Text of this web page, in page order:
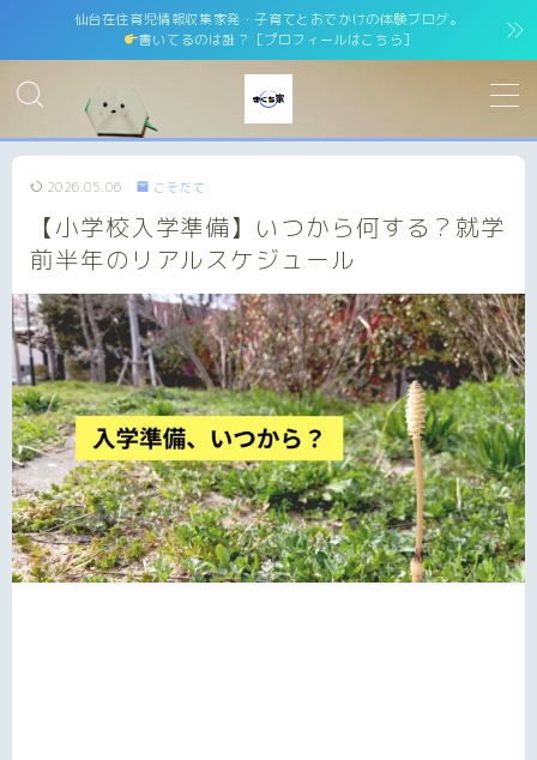
仙台在住育児情報収集家発・子育てとおでかけの体験ブログ。
書いてるのは誰？［プロフィールはこちら］
MENU
運営者情報 運営者紹介
サイトマップ site map
プライバシーポリシー Privacy Policy
免責事項
お問い合わせ contact
2026.05.06 こそだて
【小学校入学準備】いつから何する？就学
前半年のリアルスケジュール